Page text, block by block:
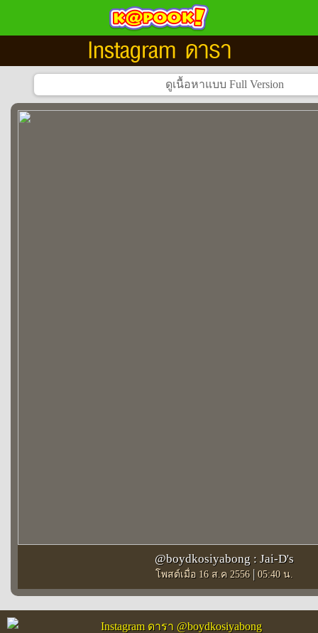
Instagram ดารา
@boydkosiyabong : Jai-D's
โพสต์เมื่อ 16 ส.ค 2556 | 05:40 น.
Instagram ดารา @boydkosiyabong